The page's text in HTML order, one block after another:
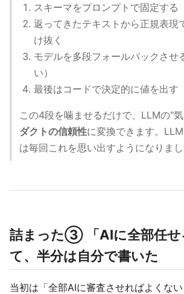
スキーマをプロンプトで固定する
返ってきたテキストから正規表現
け抜く
モデルを多段フォールバックさ
い）
最後はコードで決定的に値を出す
この4段を噛ませるだけで、LLMの"
ダクトの信頼性に変換できます。
は毎回これを思い出すようになりまし
詰まった③ 「AIに全部任せ
て、半分は自分で書いた
当初は「全部AIに審査させればよくな